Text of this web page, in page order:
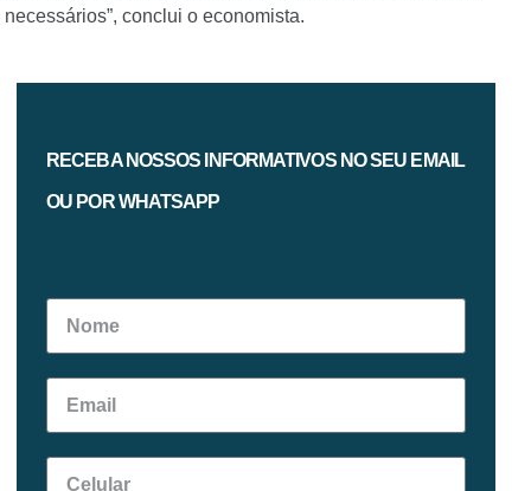
necessários”, conclui o economista.
RECEBA NOSSOS INFORMATIVOS NO SEU EMAIL
OU POR WHATSAPP